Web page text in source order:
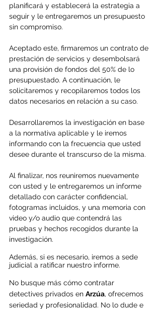
planificará y establecerá la estrategia a
seguir y le entregaremos un presupuesto
sin compromiso.
Aceptado este, firmaremos un contrato de
prestación de servicios y desembolsará
una provisión de fondos del 50% de lo
presupuestado. A continuación, le
solicitaremos y recopilaremos todos los
datos necesarios en relación a su caso.
Desarrollaremos la investigación en base
a la normativa aplicable y le iremos
informando con la frecuencia que usted
desee durante el transcurso de la misma.
Al finalizar, nos reuniremos nuevamente
con usted y le entregaremos un informe
detallado con carácter confidencial,
fotogramas incluidos, y una memoria con
video y/o audio que contendrá las
pruebas y hechos recogidos durante la
investigación.
Además, si es necesario, iremos a sede
judicial a ratificar nuestro informe.
No busque más cómo contratar
detectives privados en Arzúa, ofrecemos
seriedad y profesionalidad. No lo dude e